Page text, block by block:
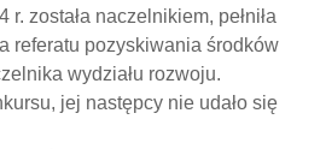
została naczelnikiem, pełniła
referatu pozyskiwania środków
wydziału rozwoju.
jej następcy nie udało się